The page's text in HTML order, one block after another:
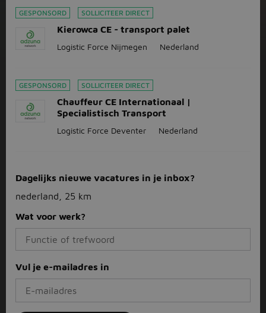
GESPONSORD SOLLICITEER DIRECT
Kierowca CE - transport palet
Logistic Force Nijmegen Nederland
GESPONSORD SOLLICITEER DIRECT
Chauffeur CE Internationaal |
Specialistisch Transport
Logistic Force Deventer Nederland
Dagelijks nieuwe vacatures in je inbox?
nederland, 25 km
Wat voor werk?
Vul je e-mailadres in